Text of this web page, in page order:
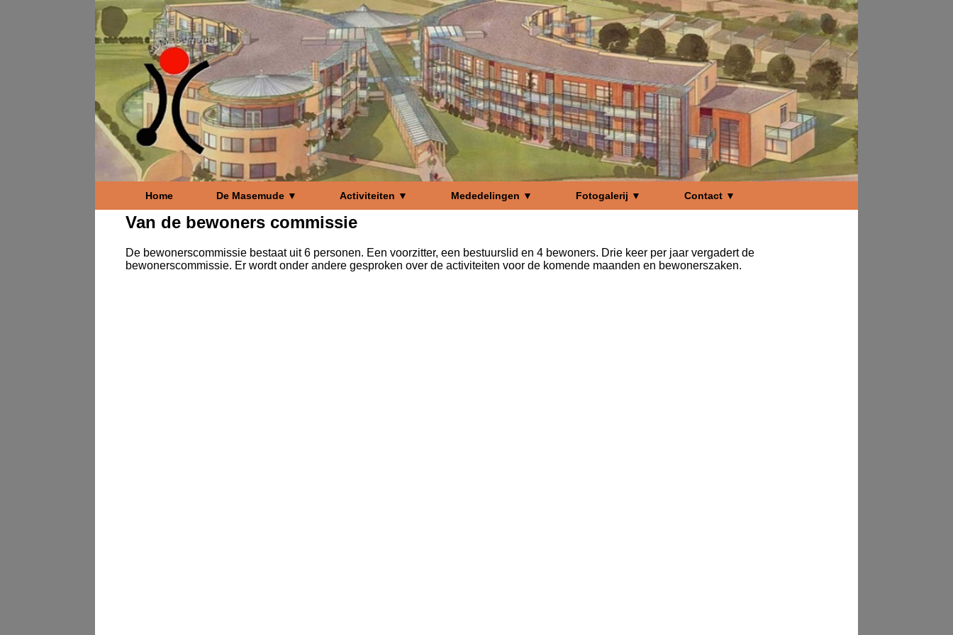
Home De Masemude ▼ Activiteiten ▼ Mededelingen ▼ Fotogalerij ▼ Contact ▼
Van de bewoners commissie
De bewonerscommissie bestaat uit 6 personen. Een voorzitter, een bestuurslid en 4 bewoners. Drie keer per jaar vergadert de
bewonerscommissie. Er wordt onder andere gesproken over de activiteiten voor de komende maanden en bewonerszaken.